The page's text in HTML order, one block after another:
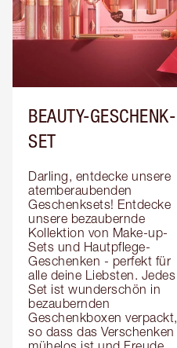
BEAUTY-GESCHENK-
SET
Darling, entdecke unsere
atemberaubenden
Geschenksets! Entdecke
unsere bezaubernde
Kollektion von Make-up-
Sets und Hautpflege-
Geschenken - perfekt für
alle deine Liebsten. Jedes
Set ist wunderschön in
bezaubernden
Geschenkboxen verpackt,
so dass das Verschenken